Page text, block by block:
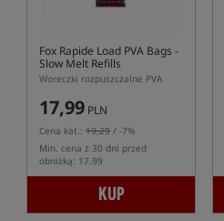
Fox Rapide Load PVA Bags -
Slow Melt Refills
Woreczki rozpuszczalne PVA
17,99 PLN
Cena kat.: 19,29 / -7%
Min. cena z 30 dni przed
obniżką: 17.99
KUP